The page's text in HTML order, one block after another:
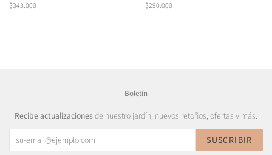
Precio
$343.000
Precio
$290.000
Boletín
Recibe actualizacionesde nuestro jardín, nuevos retoños, ofertas y más.
SUSCRIBIR